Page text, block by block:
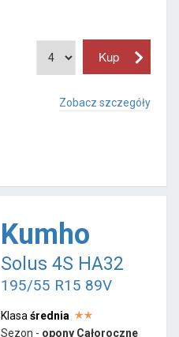
Zobacz szczegóły
Kumho
Solus 4S HA32
195/55 R15 89V
Klasa średnia
Sezon - opony Całoroczne